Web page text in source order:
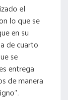
el
lo que se
en su
de cuarto
se
entrega
de manera